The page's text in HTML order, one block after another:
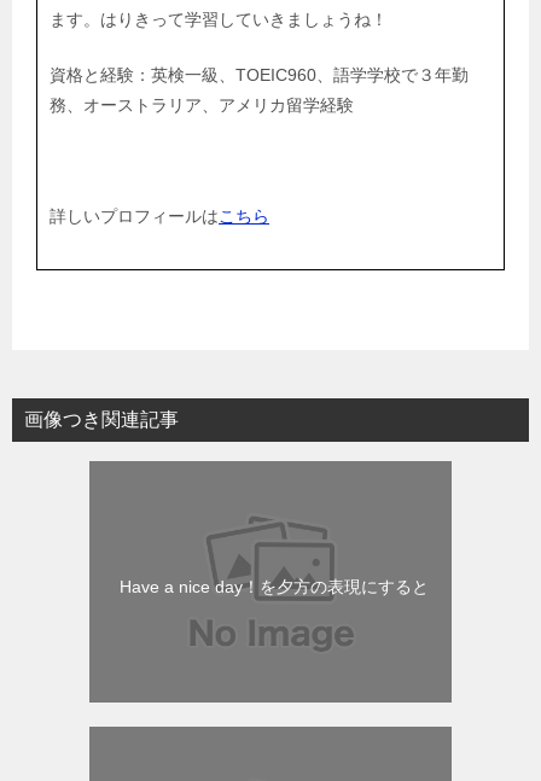
ます。はりきって学習していきましょうね！
資格と経験：英検一級、TOEIC960、語学学校で３年勤
務、オーストラリア、アメリカ留学経験
詳しいプロフィールはこちら
画像つき関連記事
Have a nice day！を夕方の表現にすると